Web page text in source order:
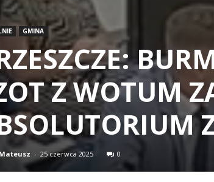
GMINA
Z WOTUM
Mateusz - 25 czerwca 2025 0